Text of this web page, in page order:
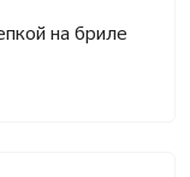
на бриле